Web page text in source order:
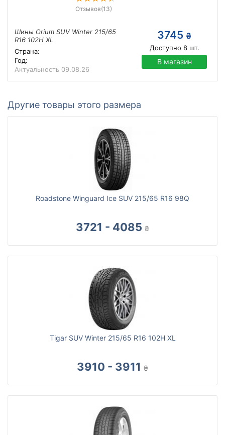
Отзывов(13)
Шины Orium SUV Winter 215/65
R16 102H XL
Страна:
Год:
Актуальность 09.08.26
3745 ₴
Доступно 8шт.
В магазин
Другие товары этого размера
Roadstone Winguard Ice SUV 215/65 R16 98Q
3721 - 4085 ₴
Tigar SUV Winter 215/65 R16 102H XL
3910 - 3911 ₴